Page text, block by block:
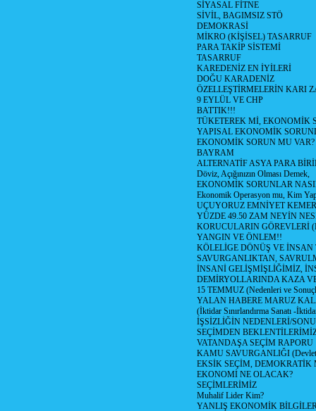
SİYASAL FİTNE
SİVİL, BAGIMSIZ STÖ
DEMOKRASİ
MİKRO (KİŞİSEL) TASARRUF
PARA TAKİP SİSTEMİ
TASARRUF
KAREDENİZ EN İYİLERİ
DOĞU KARADENİZ
ÖZELLEŞTİRMELERİN KARI
9 EYLÜL VE CHP
BATTIK!!!
TÜKETEREK Mİ, EKONOMİK
YAPISAL EKONOMİK
EKONOMİK SORUN MU VAR?
BAYRAM
ALTERNATİF ASYA PARA
Döviz, Açığınızın Olması Demek,
EKONOMİK SORUNLAR
Ekonomik Operasyon mu, Kim
UÇUYORUZ EMNİYET
YÜZDE 49.50 ZAM NEYİN
KORUCULARIN GÖREVLERİ
YANGIN VE ÖNLEM!!
KÖLELİGE DÖNÜŞ VE İNSAN
SAVURGANLIKTAN,
İNSANİ GELİŞMİŞLİĞİMİZ,
DEMİRYOLLARINDA KAZA
15 TEMMUZ (Nedenleri ve
YALAN HABERE MARUZ
(İktidar Sınırlandırma Sanatı -
İŞSİZLİĞİN NEDENLERİ/
SEÇİMDEN
VATANDAŞA SEÇİM RAPORU
KAMU SAVURGANLIĞI (Devlet
EKSİK SEÇİM, DEMOKRATİK
EKONOMİ NE OLACAK?
SEÇİMLERİMİZ
Muhalif Lider Kim?
YANLIŞ EKONOMİK